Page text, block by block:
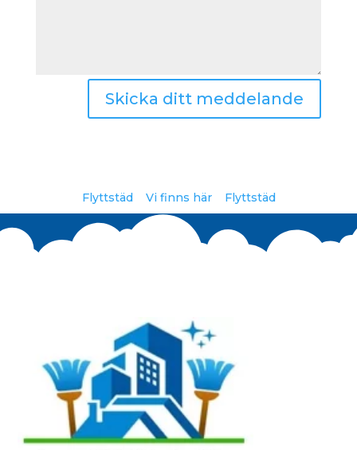
Skicka ditt meddelande
Flyttstäd Vi finns här Flyttstäd